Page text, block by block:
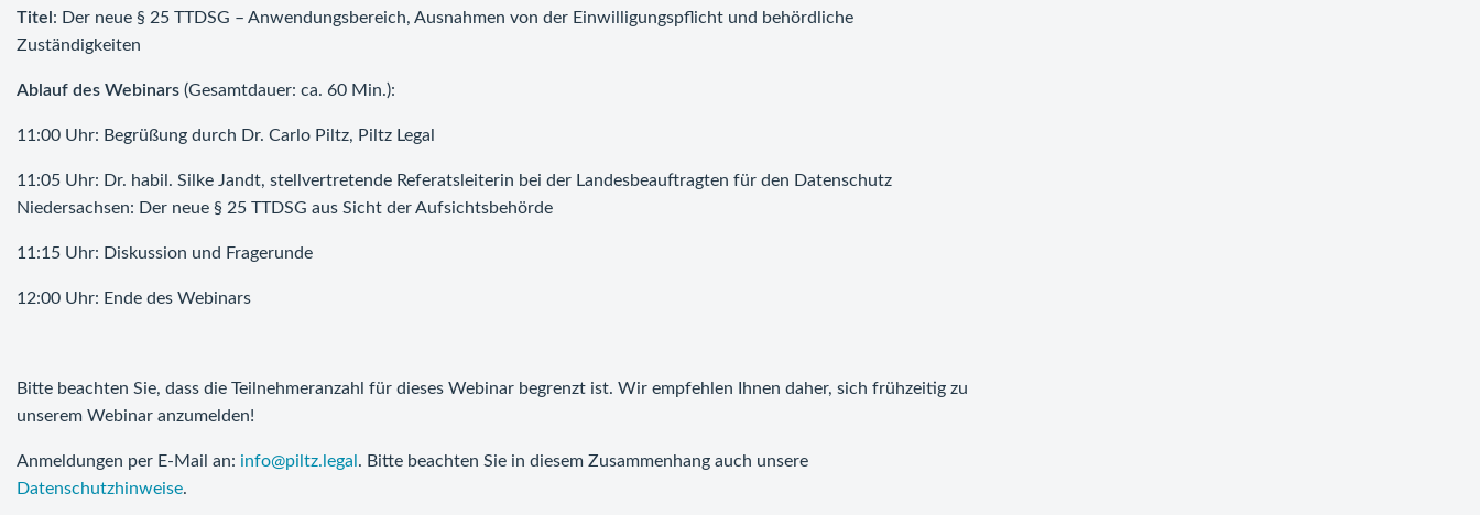
Titel : Der neue § 25 TTDSG – Anwendungsbereich, Ausnahmen von der Einwilligungspflicht und behördliche
Zuständigkeiten
Ablauf des Webinars (Gesamtdauer: ca. 60 Min.):
11:00 Uhr: Begrüßung durch Dr. Carlo Piltz, Piltz Legal
11:05 Uhr: Dr. habil. Silke Jandt, stellvertretende Referatsleiterin bei der Landesbeauftragten für den Datenschutz
Niedersachsen: Der neue § 25 TTDSG aus Sicht der Aufsichtsbehörde
11:15 Uhr: Diskussion und Fragerunde
12:00 Uhr: Ende des Webinars
Bitte beachten Sie, dass die Teilnehmeranzahl für dieses Webinar begrenzt ist. Wir empfehlen Ihnen daher, sich frühzeitig zu
unserem Webinar anzumelden!
Anmeldungen per E-Mail an: info@piltz.legal . Bitte beachten Sie in diesem Zusammenhang auch unsere
Datenschutzhinweise.